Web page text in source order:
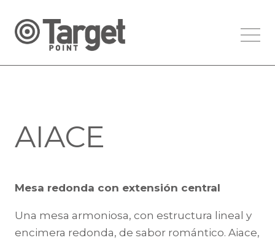
AIACE
Mesa redonda con extensión central
Una mesa armoniosa, con estructura lineal y
encimera redonda, de sabor romántico. Aiace,